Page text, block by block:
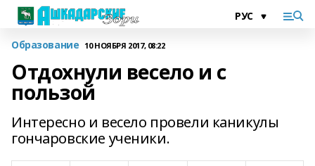
Образование 10 НОЯБРЯ 2017, 08:22
Отдохнули весело и с
пользой
Интересно и весело провели каникулы
гончаровские ученики.